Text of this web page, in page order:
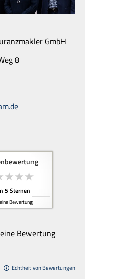
GmbH
8
5 Sternen
Bewertung
Bewertung
Echtheit von Bewertungen